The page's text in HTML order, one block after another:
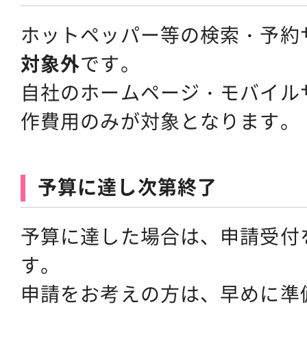
ホットペッパー等の検索・予
対象外です。
自社のホームページ・モバイ
作費用のみが対象となります。
予算に達し次第終了
予算に達した場合は、申請受
す。
申請をお考えの方は、早めに